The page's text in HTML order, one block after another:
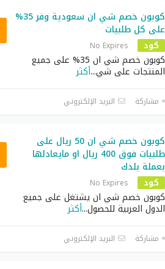
كوبون خصم شي ان سعودية وفر 35%
على كل طلبيات
كود No Expires
كوبون خصم شي ان 35% على جميع
المنتجات على شي...أكثر
مشاركة البريد الإلكتروني
كوبون خصم شي ان 50 ريال على
طلبيات فوق 400 ريال او مايعادلها
بعملة بلدك
كود No Expires
كوبون خصم شي ان يشتغل على جميع
الدول العربية للحصول...أكثر
مشاركة البريد الإلكتروني